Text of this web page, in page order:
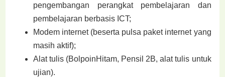
pengembangan perangkat pembelajaran dan
pembelajaran berbasis ICT;
Modem internet (beserta pulsa paket internet yang
masih aktif);
Alat tulis (BolpoinHitam, Pensil 2B, alat tulis untuk
ujian).